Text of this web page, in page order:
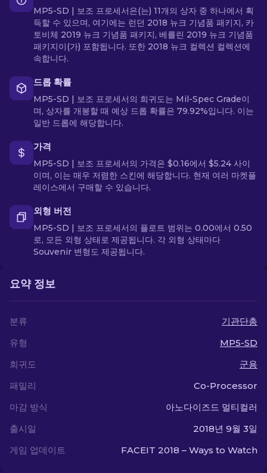
MP5-SD | 보조 프로세서은(는) 11개의 상자 중 하나에서 획
득할 수 있으며, 여기에는 런던 2018 뉴크 기념품 패키지, 카
토비체 2019 뉴크 기념품 패키지, 베를린 2019 뉴크 기념품
패키지이(가) 포함됩니다. 또한 2018 뉴크 컬렉션 컬렉션에
속합니다.
드롭 확률
MP5-SD | 보조 프로세서의 희귀도는 Mil-Spec Grade이
며, 상자를 개봉할 때 예상 드롭 확률은 79.92%입니다. 이는
일반 드롭에 해당합니다.
가격
MP5-SD | 보조 프로세서의 가격은 $0.16에서 $5.24 사이
이며, 이는 매우 저렴한 스킨에 해당합니다. 현재 여러 마켓플
레이스에서 구매할 수 있습니다.
외형 버전
MP5-SD | 보조 프로세서의 플로트 범위는 0.00에서 0.50
로, 모든 외형 상태로 제공됩니다. 각 외형 상태마다
Souvenir 변형도 제공됩니다.
요약 정보
분류
기관단총
유형
MP5-SD
희귀도
군용
패밀리
Co-Processor
마감 방식
아노다이즈드 멀티컬러
출시일
2018년 9월 3일
게임 업데이트
FACEIT 2018 – Ways to Watch